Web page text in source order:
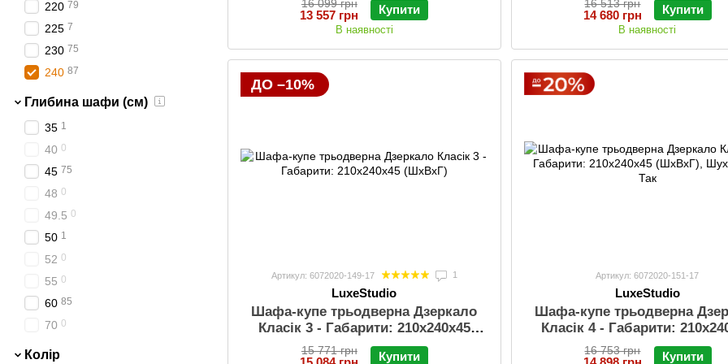
16 099 грн
13 557 грн Купити
В наявності
16 513 грн
14 680 грн Купити
В наявності
ДО –10%
Артикул: 6072020-149-17 1
LuxeStudio
Шафа-купе трьодверна Дзеркало
Класік 3 - Габарити: 210х240х45
(ШхВхГ)
15 771 грн Купити
Артикул: 6072020-151-17
LuxeStudio
Шафа-купе трьодверна
Класік 4 - Габарити:
(ШхВхГ), Шухлядки: Так
16 753 грн Купити
220 79
225 7
230 75
240 87
Глибина шафи (см)
35 1
40 0
45 75
48 0
49.5 0
50 1
52 0
55 0
60 85
70 0
Колір